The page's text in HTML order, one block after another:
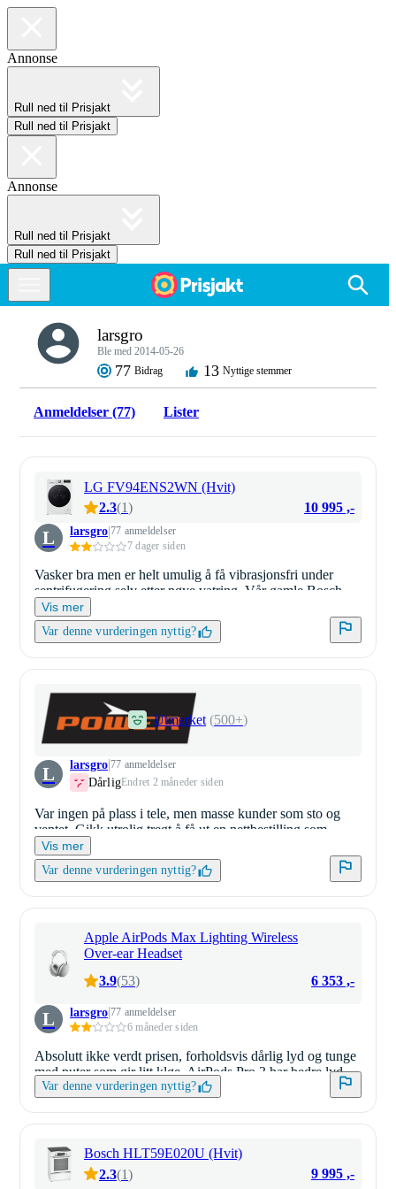
Annonse
Rull ned til Prisjakt
Rull ned til Prisjakt
Annonse
Rull ned til Prisjakt
Rull ned til Prisjakt
larsgro
Ble med 2014-05-26
77 Bidrag 13 Nyttige stemmer
Anmeldelser (77) Lister
LG FV94ENS2WN (Hvit)
2.3(1) 10 995 ,-
L larsgro 77 anmeldelser
7 dager siden
Vasker bra men er helt umulig å få vibrasjonsfri under
sentrifugering selv etter nøye vatring. Vår gamle Bosch
series 8 sentrifugerte helt vibrasjonsfritt på samme
plassering.
Vis mer
Var denne vurderingen nyttig?
Utmerket (500+)
L larsgro 77 anmeldelser
DårligEndret 2 måneder siden
Var ingen på plass i tele, men masse kunder som sto og
ventet. Gikk utrolig tregt å få ut en nettbestilling som
egentlig bør ligge klar i kassaområdet.
Vis mer
Var denne vurderingen nyttig?
Apple AirPods Max Lighting Wireless
Over-ear Headset
3.9(53) 6 353 ,-
L larsgro 77 anmeldelser
6 måneder siden
Absolutt ikke verdt prisen, forholdsvis dårlig lyd og tunge
med puter som gir litt kløe. AirPods Pro 3 har bedre lyd.
Var denne vurderingen nyttig?
Bosch HLT59E020U (Hvit)
2.3(1) 9 995 ,-